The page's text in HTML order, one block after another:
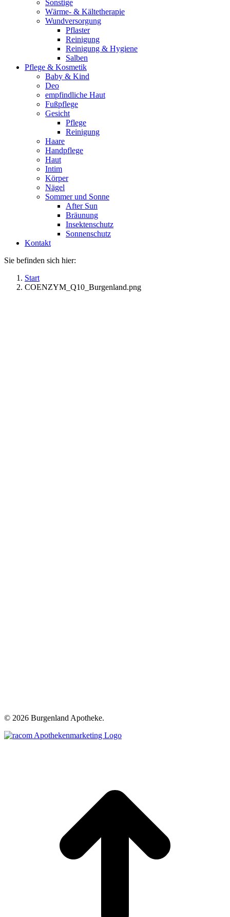
Sonstige
Wärme- & Kältetherapie
Wundversorgung
Pflaster
Reinigung
Reinigung & Hygiene
Salben
Pflege & Kosmetik
Baby & Kind
Deo
empfindliche Haut
Fußpflege
Gesicht
Pflege
Reinigung
Haare
Handpflege
Haut
Intim
Körper
Nägel
Sommer und Sonne
After Sun
Bräunung
Insektenschutz
Sonnenschutz
Kontakt
Sie befinden sich hier:
Start
COENZYM_Q10_Burgenland.png
© 2026 Burgenland Apotheke.